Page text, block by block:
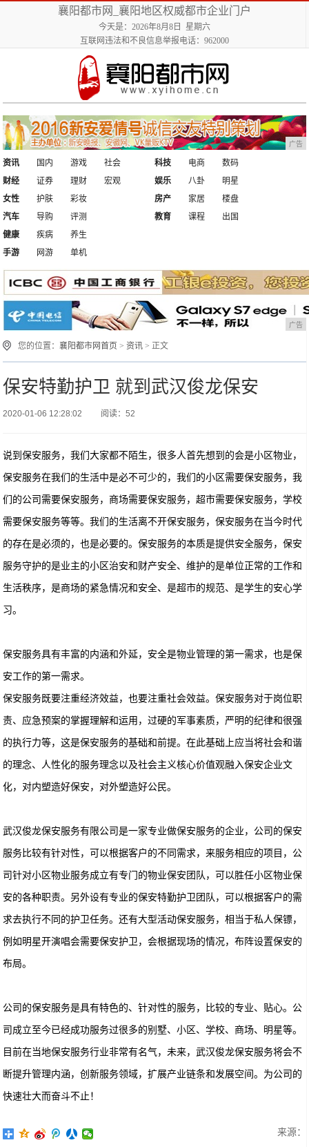
襄阳都市网_襄阳地区权威都市企业门户
今天是：2026年8月8日 星期六
互联网违法和不良信息举报电话：962000
广告
资讯 国内 游戏
社会
财经
证券 理财 宏观
科技 电商
数码
娱乐
八卦
明星
女性
护肤
彩妆
汽车
导购 评测
房产 家居
楼盘
教育
课程
出国
健康
疾病
养生
手游
网游 单机
广告
您的位置：襄阳都市网首页 >资讯 > 正文
保安特勤护卫 就到武汉俊龙保安
2020-01-06 12:28:02 阅读：52
说到保安服务，我们大家都不陌生，很多人首先想到的会是小区物业，
保安服务在我们的生活中是必不可少的，我们的小区需要保安服务，我
们的公司需要保安服务，商场需要保安服务，超市需要保安服务，学校
需要保安服务等等。我们的生活离不开保安服务，保安服务在当今时代
的存在是必须的，也是必要的。保安服务的本质是提供安全服务，保安
服务守护的是业主的小区治安和财产安全、维护的是单位正常的工作和
生活秩序，是商场的紧急情况和安全、是超市的规范、是学生的安心学
习。
保安服务具有丰富的内涵和外延，安全是物业管理的第一需求，也是保
安工作的第一需求。
保安服务既要注重经济效益，也要注重社会效益。保安服务对于岗位职
责、应急预案的掌握理解和运用，过硬的军事素质，严明的纪律和很强
的执行力等，这是保安服务的基础和前提。在此基础上应当将社会和谐
的理念、人性化的服务理念以及社会主义核心价值观融入保安企业文
化，对内塑造好保安，对外塑造好公民。
武汉俊龙保安服务有限公司是一家专业做保安服务的企业，公司的保安
服务比较有针对性，可以根据客户的不同需求，来服务相应的项目，公
司针对小区物业服务成立有专门的物业保安团队，可以胜任小区物业保
安的各种职责。另外设有专业的保安特勤护卫团队，可以根据客户的需
求去执行不同的护卫任务。还有大型活动保安服务，相当于私人保镖，
例如明星开演唱会需要保安护卫，会根据现场的情况，布阵设置保安的
布局。
公司的保安服务是具有特色的、针对性的服务，比较的专业、贴心。公
司成立至今已经成功服务过很多的别墅、小区、学校、商场、明星等。
目前在当地保安服务行业非常有名气，未来，武汉俊龙保安服务将会不
断提升管理内涵，创新服务领域，扩展产业链条和发展空间。为公司的
快速壮大而奋斗不止！
来源：